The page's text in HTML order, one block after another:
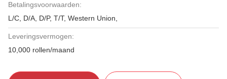
Betalingsvoorwaarden:
L/C, D/A, D/P, T/T, Western Union,
Leveringsvermogen:
10,000 rollen/maand